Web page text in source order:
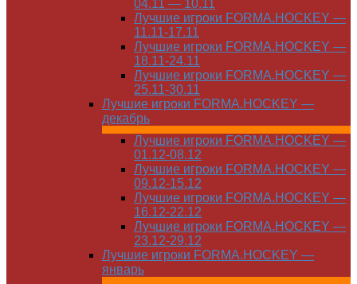
04.11 — 10.11
Лучшие игроки FORMA.HOCKEY —
11.11-17.11
Лучшие игроки FORMA.HOCKEY —
18.11-24.11
Лучшие игроки FORMA.HOCKEY —
25.11-30.11
Лучшие игроки FORMA.HOCKEY —
декабрь
Лучшие игроки FORMA.HOCKEY —
01.12-08.12
Лучшие игроки FORMA.HOCKEY —
09.12-15.12
Лучшие игроки FORMA.HOCKEY —
16.12-22.12
Лучшие игроки FORMA.HOCKEY —
23.12-29.12
Лучшие игроки FORMA.HOCKEY —
январь